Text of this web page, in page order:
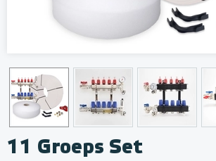
11 Groeps Set